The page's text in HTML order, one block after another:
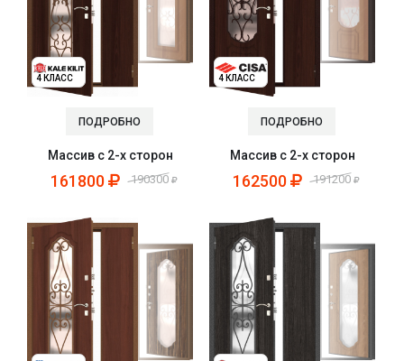
4 КЛАСС
ПОДРОБНО
Массив с 2-х сторон
161800 190300
4 КЛАСС
ПОДРОБНО
Массив с 2-х сторон
162500 191200